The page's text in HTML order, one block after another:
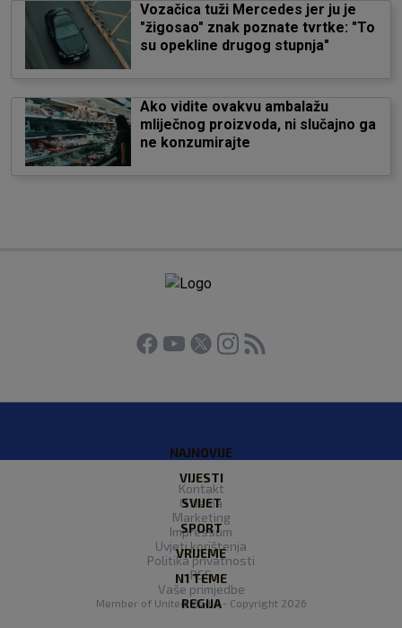
Vozačica tuži Mercedes jer ju je
"žigosao" znak poznate tvrtke: "To
su opekline drugog stupnja"
Ako vidite ovakvu ambalažu
mliječnog proizvoda, ni slučajno ga
ne konzumirajte
NAJNOVIJE
VIJESTI
SVIJET
SPORT
VRIJEME
N1 TEME
REGIJA
Kontakt
O Nama
Marketing
Impressum
Uvjeti korištenja
Politika privatnosti
RSS
Vaše primjedbe
Member of United Media- Copyright 2026